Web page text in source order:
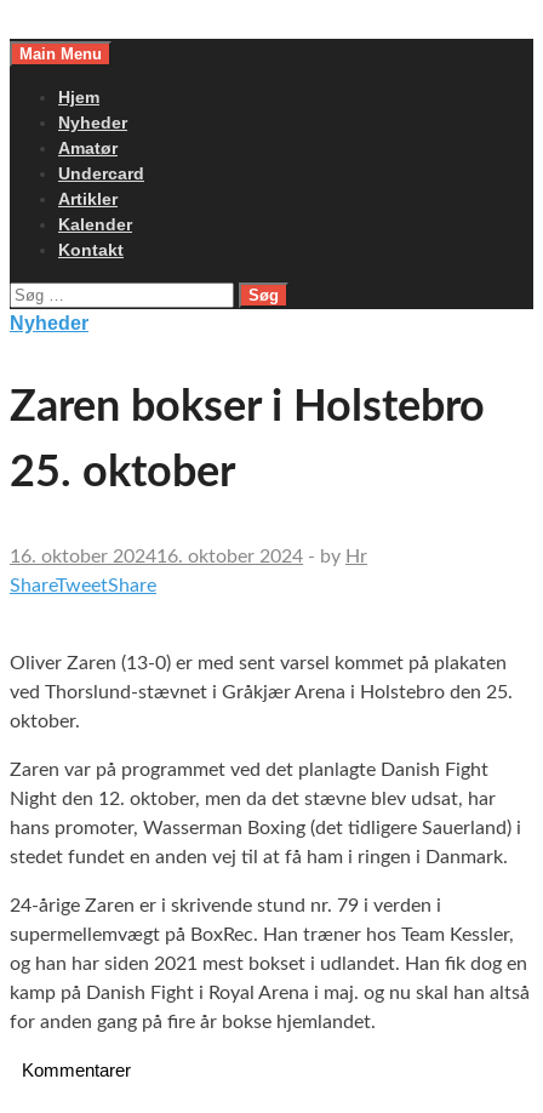
toMain Menu
Hjem
Nyheder
Amatør
Undercard
Artikler
Kalender
Kontakt
Søg
efter:
Nyheder
Zaren bokser i Holstebro
25. oktober
16. oktober 202416. oktober 2024 - by Hr
ShareTweetShare
Oliver Zaren (13-0) er med sent varsel kommet på plakaten
ved Thorslund-stævnet i Gråkjær Arena i Holstebro den 25.
oktober.
Zaren var på programmet ved det planlagte Danish Fight
Night den 12. oktober, men da det stævne blev udsat, har
hans promoter, Wasserman Boxing (det tidligere Sauerland) i
stedet fundet en anden vej til at få ham i ringen i Danmark.
24-årige Zaren er i skrivende stund nr. 79 i verden i
supermellemvægt på BoxRec. Han træner hos Team Kessler,
og han har siden 2021 mest bokset i udlandet. Han fik dog en
kamp på Danish Fight i Royal Arena i maj. og nu skal han altså
for anden gang på fire år bokse hjemlandet.
Kommentarer